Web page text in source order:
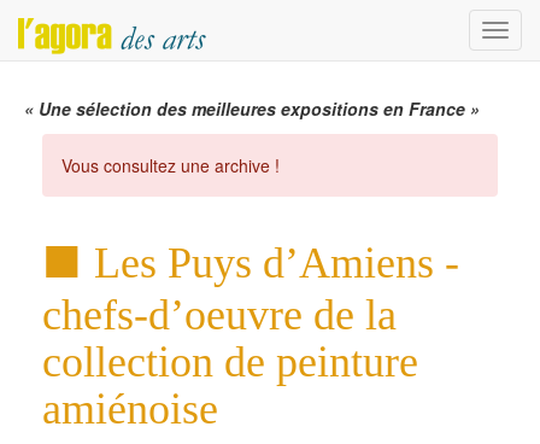
Menu
« Une sélection des meilleures expositions en France »
Vous consultez une archive !
Les Puys d’Amiens -
chefs-d’oeuvre de la
collection de peinture
amiénoise